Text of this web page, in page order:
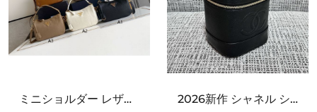
ミニショルダー レザー調 ワンハンドルデザイン PRADA プラダ コピー バッグ ゴールドロゴ カラーバリエーション豊富 2WAY通勤スタイル
2026新作 シャネル ショルダーバッグクロスボディバッグ 最新商品即完売必至｜CHANEL人気作